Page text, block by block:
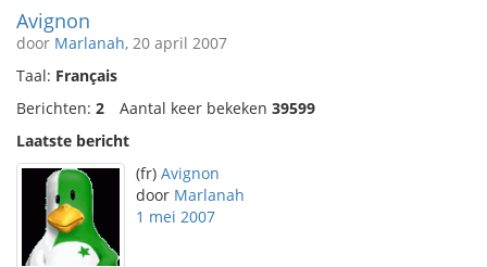
Avignon
door Marlanah, 20 april 2007
Taal: Français
Berichten: 2 Aantal keer bekeken 39599
Laatste bericht
(fr) Avignon
door Marlanah
1 mei 2007